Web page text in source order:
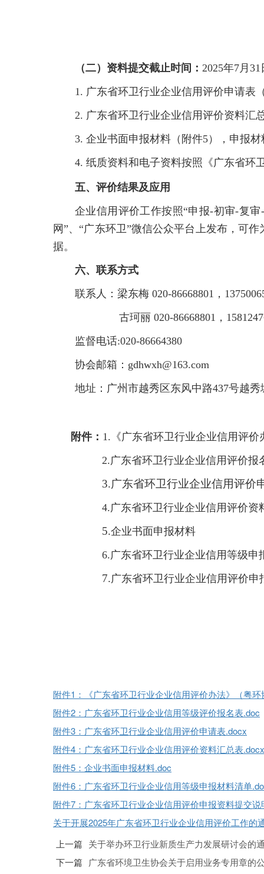
（二）资料提交截止时间： 2025年7月
1. 广东省环卫行业企业信用评价申请表
2. 广东省环卫行业企业信用评价资料汇
3. 企业书面申报材料（附件5），申报
4. 纸质资料和电子资料按照《广东省环
五、评价结果及应用
企业信用评价工作按照“申报-初审-复
网”、“广东环卫”微信公众平台上发布，可
据。
六、联系方式
联系人：梁东梅 020-86668801，
古珂丽 020-86668801，
监督电话:020-86664380
协会邮箱：gdhwxh@163.com
地址：广州市越秀区东风中路437号越
附件： 1.《广东省环卫行业企业信用评价
2.广东省环卫行业企业信用评价报
3.广东省环卫行业企业信用评价
4.广东省环卫行业企业信用评价资
5.企业书面申报材料
6.广东省环卫行业企业信用等级申
7.广东省环卫行业企业信用评价申
附件1：《广东省环卫行业企业信用评价办法》（粤环
附件2：广东省环卫行业企业信用等级评价报名表.doc
附件3：广东省环卫行业企业信用评价申请表.docx
附件4：广东省环卫行业企业信用评价资料汇总表.docx
附件5：企业书面申报材料.doc
附件6：广东省环卫行业企业信用等级申报材料清单
附件7：广东省环卫行业企业信用评价申报资料提交说
关于开展2025年广东省环卫行业企业信用评价工作的
上一篇 关于举办环卫行业新质生产力发展研讨会的
下一篇
广东省环境卫生协会关于启用业务专用章的